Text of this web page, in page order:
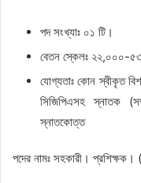
পদ সংখ্যাঃ ০১ টি।
বেতন স্কেলঃ ২২,০০০-
যোগ্যতাঃ কোন স্বীকৃত
সিজিপিএসহ স্নাতক
স্নাতকোত্ত
পদের নামঃ সহকারী। প্রশিক্ষক।